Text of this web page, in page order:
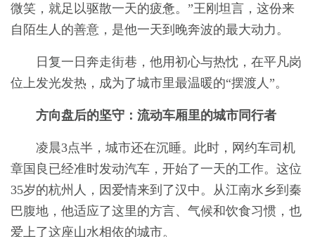
微笑，就足以驱散一天的疲惫。”王刚坦言，这份来
自陌生人的善意，是他一天到晚奔波的最大动力。
日复一日奔走街巷，他用初心与热忱，在平凡岗
位上发光发热，成为了城市里最温暖的“摆渡人”。
方向盘后的坚守：流动车厢里的城市同行者
凌晨3点半，城市还在沉睡。此时，网约车司机
章国良已经准时发动汽车，开始了一天的工作。这位
35岁的杭州人，因爱情来到了汉中。从江南水乡到秦
巴腹地，他适应了这里的方言、气候和饮食习惯，也
爱上了这座山水相依的城市。